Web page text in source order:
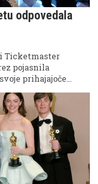
odpovedala
Ticketmaster
pojasnila
prihajajoče